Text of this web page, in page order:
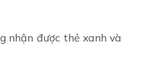
nhận được thẻ xanh và